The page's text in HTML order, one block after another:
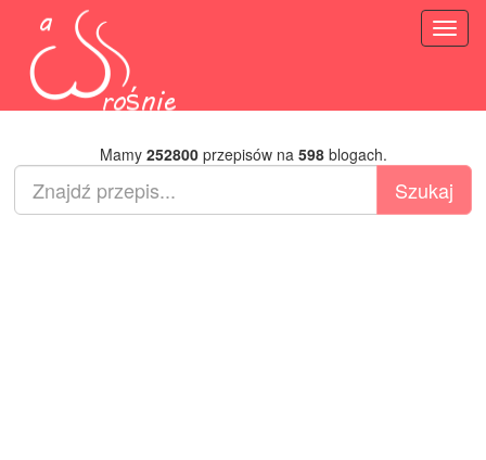
Mamy 252800przepisów na 598blogach.